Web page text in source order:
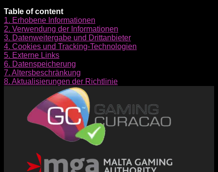
Table of content
1. Erhobene Informationen
2. Verwendung der Informationen
3. Datenweitergabe und Drittanbieter
4. Cookies und Tracking-Technologien
5. Externe Links
6. Datenspeicherung
7. Altersbeschränkung
8. Aktualisierungen der Richtlinie